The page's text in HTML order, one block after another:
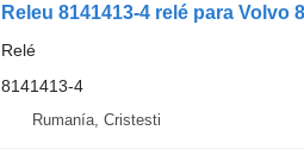
Releu 8141413-4 relé para Volvo
Relé
8141413-4
Rumanía, Cristesti